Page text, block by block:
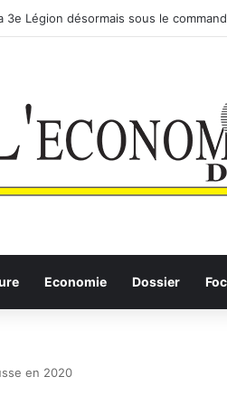
sur le Yangtsé de Ma’anshan
Economie Dossier
en 2020